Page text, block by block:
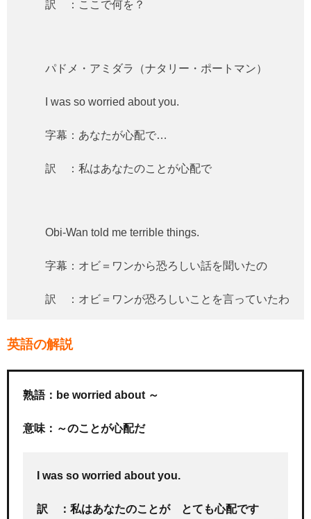
訳 ：ここで何を？
パドメ・アミダラ（ナタリー・ポートマン）
I was so worried about you.
字幕：あなたが心配で…
訳 ：私はあなたのことが心配で
Obi-Wan told me terrible things.
字幕：オビ＝ワンから恐ろしい話を聞いたの
訳 ：オビ＝ワンが恐ろしいことを言っていたわ
英語の解説
熟語：be worried about ～
意味：～のことが心配だ
I was so worried about you.
訳 ：私はあなたのことが とても心配です